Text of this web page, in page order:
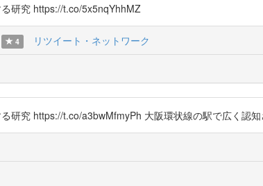
研究 https://t.co/5x5nqYhhMZ
4 リツイート・ネットワーク
研究 https://t.co/a3bwMfmyPh 大阪環状線の駅で広く認